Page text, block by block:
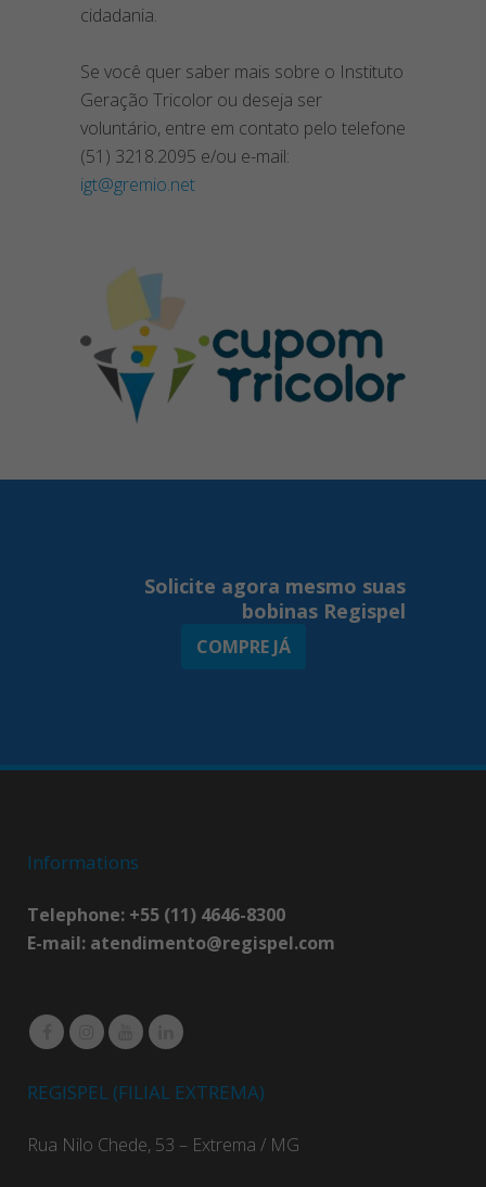
cidadania.
Se você quer saber mais sobre o Instituto
Geração Tricolor ou deseja ser
voluntário, entre em contato pelo telefone
(51) 3218.2095 e/ou e-mail:
igt@gremio.net
Solicite agora mesmo suas
bobinas Regispel
COMPRE JÁ
Informations
Telephone: +55 (11) 4646-8300
E-mail: atendimento@regispel.com
REGISPEL (FILIAL EXTREMA)
Rua Nilo Chede, 53 – Extrema / MG